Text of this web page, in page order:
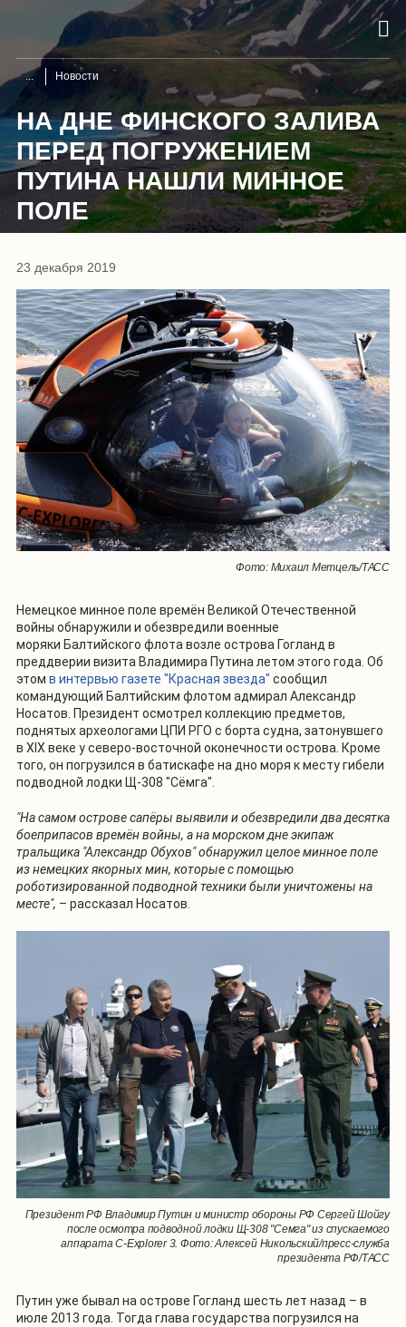
Новости
НА ДНЕ ФИНСКОГО ЗАЛИВА
ПЕРЕД ПОГРУЖЕНИЕМ
ПУТИНА НАШЛИ МИННОЕ
ПОЛЕ
23 декабря 2019
Фото: Михаил Метцель/ТАСС
Немецкое минное поле времён Великой Отечественной
войны обнаружили и обезвредили военные
моряки Балтийского флота возле острова Гогланд в
преддверии визита Владимира Путина летом этого года. Об
этом в интервью газете "Красная звезда" сообщил
командующий Балтийским флотом адмирал Александр
Носатов. Президент осмотрел коллекцию предметов,
поднятых археологами ЦПИ РГО с борта судна, затонувшего
в XIX веке у северо-восточной оконечности острова. Кроме
того, он погрузился в батискафе на дно моря к месту гибели
подводной лодки Щ-308 "Сёмга".
"На самом острове сапёры выявили и обезвредили два десятка
боеприпасов времён войны, а на морском дне экипаж
тральщика "Александр Обухов" обнаружил целое минное поле
из немецких якорных мин, которые с помощью
роботизированной подводной техники были уничтожены на
месте", – рассказал Носатов.
Президент РФ Владимир Путин и министр обороны РФ Сергей Шойгу
после осмотра подводной лодки Щ-308 "Семга" из спускаемого
аппарата C-Explorer 3. Фото: Алексей Никольский/пресс-служба
президента РФ/ТАСС
Путин уже бывал на острове Гогланд шесть лет назад – в
июле 2013 года. Тогда глава государства погрузился на